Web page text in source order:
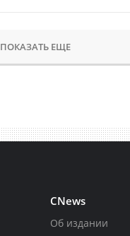
ПОКАЗАТЬ ЕЩЕ
CNews
Об издании